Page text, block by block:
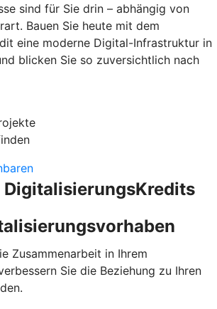
sind für Sie drin – abhängig von
Bauen Sie heute mit dem
eine moderne Digital-Infrastruktur in
blicken Sie so zuversichtlich nach
Zusammenarbeit in Ihrem
Sie die Beziehung zu Ihren